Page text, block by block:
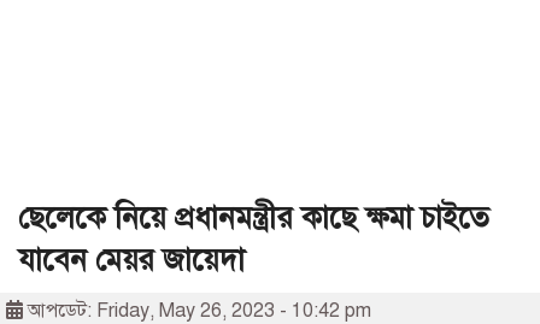
ছেলেকে নিয়ে প্রধানমন্ত্রীর কাছে ক্ষমা চাইতে
যাবেন মেয়র জায়েদা
আপডেট: Friday, May 26, 2023 - 10:42 pm